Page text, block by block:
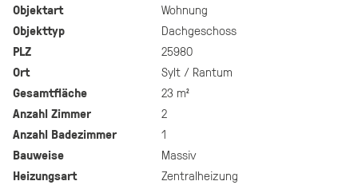
Objektart
Wohnung
Objekttyp
Dachgeschoss
PLZ
25980
Ort
Sylt / Rantum
Gesamtfläche
23 m²
Anzahl Zimmer
2
Anzahl Badezimmer
1
Bauweise
Massiv
Heizungsart
Zentralheizung